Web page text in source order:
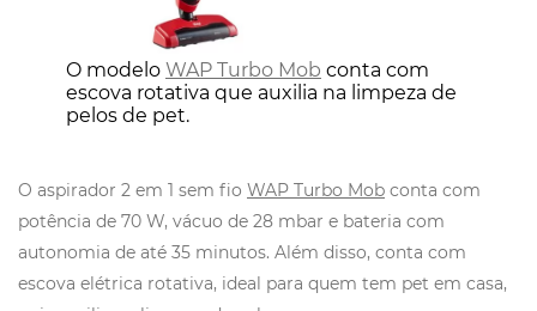
O modelo WAP Turbo Mob conta com
escova rotativa que auxilia na limpeza de
pelos de pet.
O aspirador 2 em 1 sem fio WAP Turbo Mob conta com
potência de 70 W, vácuo de 28 mbar e bateria com
autonomia de até 35 minutos. Além disso, conta com
escova elétrica rotativa, ideal para quem tem pet em casa,